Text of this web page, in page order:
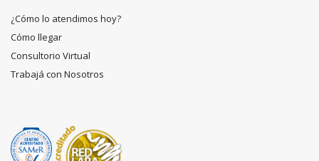
¿Cómo lo atendimos hoy?
Cómo llegar
Consultorio Virtual
Trabajá con Nosotros